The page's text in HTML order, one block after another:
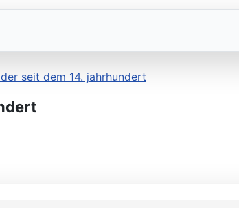
seit dem 14. jahrhundert